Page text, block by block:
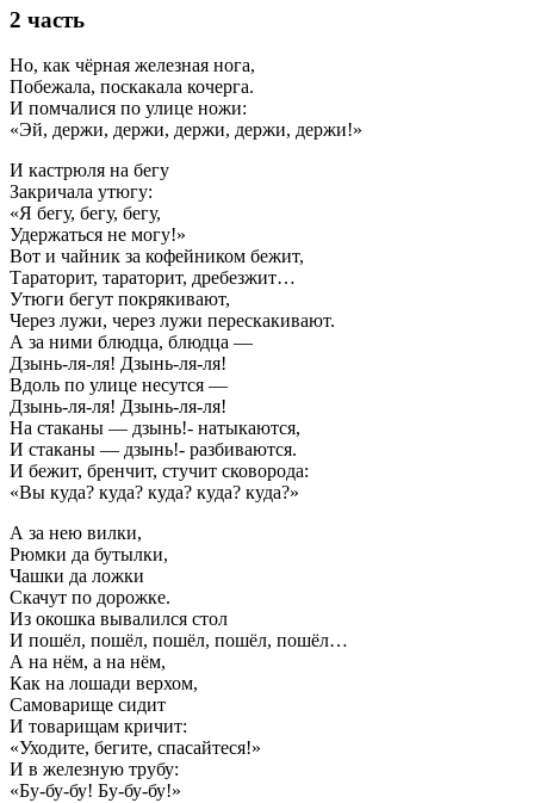
2 часть
Но, как чёрная железная нога,
Побежала, поскакала кочерга.
И помчалися по улице ножи:
«Эй, держи, держи, держи, держи, держи!»
И кастрюля на бегу
Закричала утюгу:
«Я бегу, бегу, бегу,
Удержаться не могу!»
Вот и чайник за кофейником бежит,
Тараторит, тараторит, дребезжит…
Утюги бегут покрякивают,
Через лужи, через лужи перескакивают.
А за ними блюдца, блюдца —
Дзынь-ля-ля! Дзынь-ля-ля!
Вдоль по улице несутся —
Дзынь-ля-ля! Дзынь-ля-ля!
На стаканы — дзынь!- натыкаются,
И стаканы — дзынь!- разбиваются.
И бежит, бренчит, стучит сковорода:
«Вы куда? куда? куда? куда? куда?»
А за нею вилки,
Рюмки да бутылки,
Чашки да ложки
Скачут по дорожке.
Из окошка вывалился стол
И пошёл, пошёл, пошёл, пошёл, пошёл…
А на нём, а на нём,
Как на лошади верхом,
Самоварище сидит
И товарищам кричит:
«Уходите, бегите, спасайтеся!»
И в железную трубу:
«Бу-бу-бу! Бу-бу-бу!»